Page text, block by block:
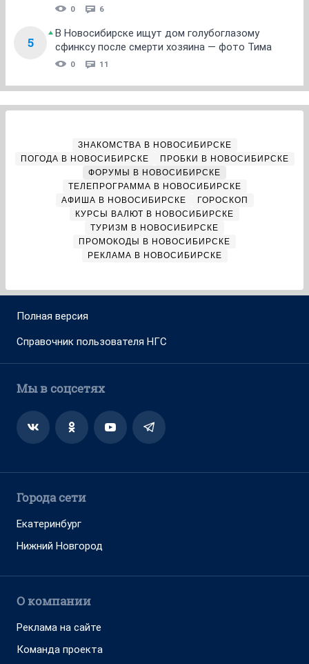
0 6
5
В Новосибирске ищут дом голубоглазому
сфинксу после смерти хозяина — фото Тима
0 11
ЗНАКОМСТВА В НОВОСИБИРСКЕ
ПОГОДА В НОВОСИБИРСКЕ
ПРОБКИ В НОВОСИБИРСКЕ
ФОРУМЫ В НОВОСИБИРСКЕ
ТЕЛЕПРОГРАММА В НОВОСИБИРСКЕ
АФИША В НОВОСИБИРСКЕ
ГОРОСКОП
КУРСЫ ВАЛЮТ В НОВОСИБИРСКЕ
ТУРИЗМ В НОВОСИБИРСКЕ
ПРОМОКОДЫ В НОВОСИБИРСКЕ
РЕКЛАМА В НОВОСИБИРСКЕ
Полная версия
Справочник пользователя НГС
Мы в соцсетях
Города сети
Екатеринбург
Нижний Новгород
О компании
Реклама на сайте
Команда проекта